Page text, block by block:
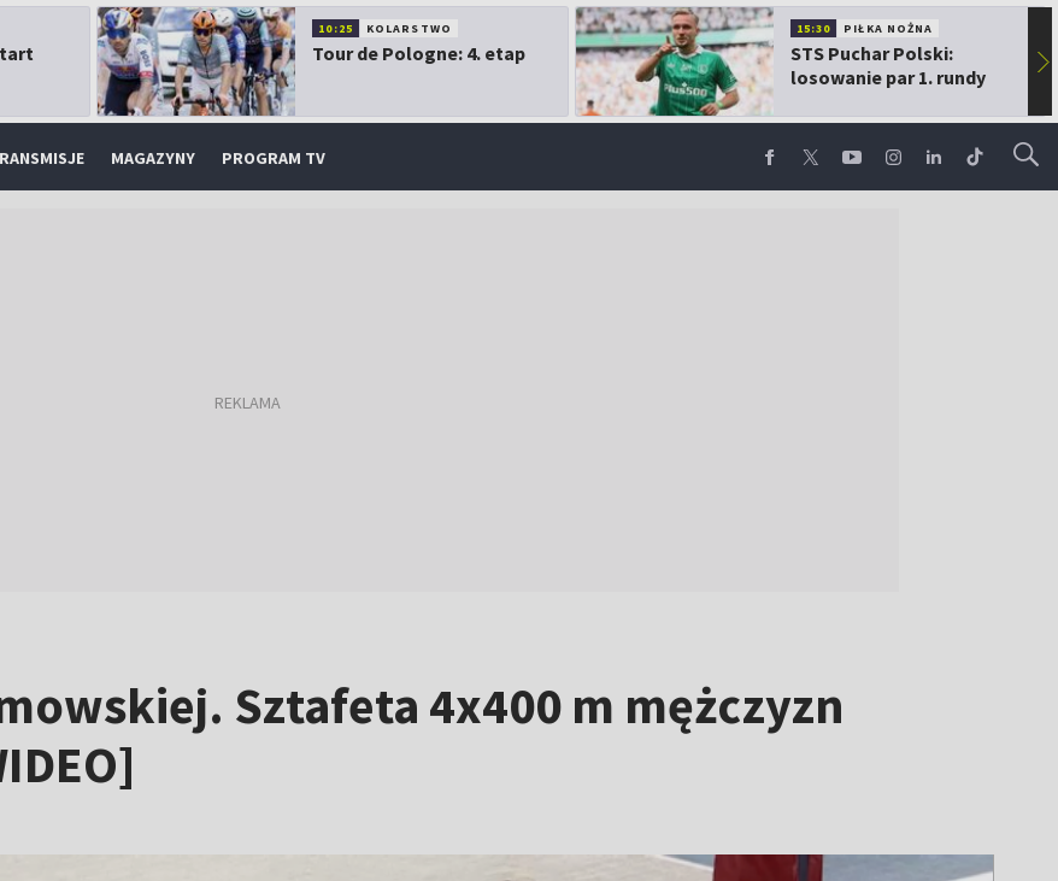
10:25 KOLARSTWO
Tour de Pologne: 4. etap
15:30 PIŁKA NOŻNA
STS Puchar Polski:
losowanie par 1. rundy
▶
MAGAZYNY PROGRAM TV
Sztafeta 4x400 m mężczyzn